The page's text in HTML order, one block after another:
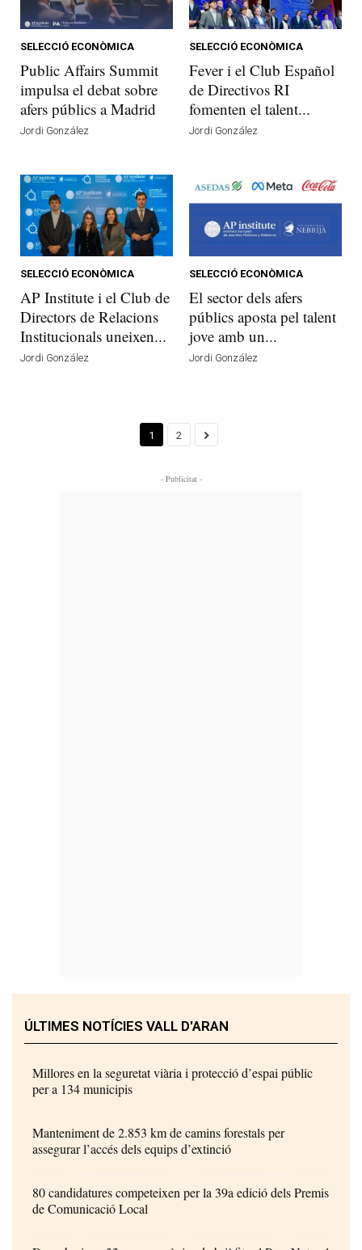
SELECCIÓ ECONÒMICA
Public Affairs Summit
impulsa el debat sobre
afers públics a Madrid
Jordi González
SELECCIÓ ECONÒMICA
Fever i el Club Español
de Directivos RI
fomenten el talent...
Jordi González
SELECCIÓ ECONÒMICA
AP Institute i el Club de
Directors de Relacions
Institucionals uneixen...
Jordi González
SELECCIÓ ECONÒMICA
El sector dels afers
públics aposta pel talent
jove amb un...
Jordi González
1 2
- Publicitat -
ÚLTIMES NOTÍCIES VALL D'ARAN
Millores en la seguretat viària i protecció d’espai públic
per a 134 municipis
Manteniment de 2.853 km de camins forestals per
assegurar l’accés dels equips d’extinció
80 candidatures competeixen per la 39a edició dels Premis
de Comunicació Local